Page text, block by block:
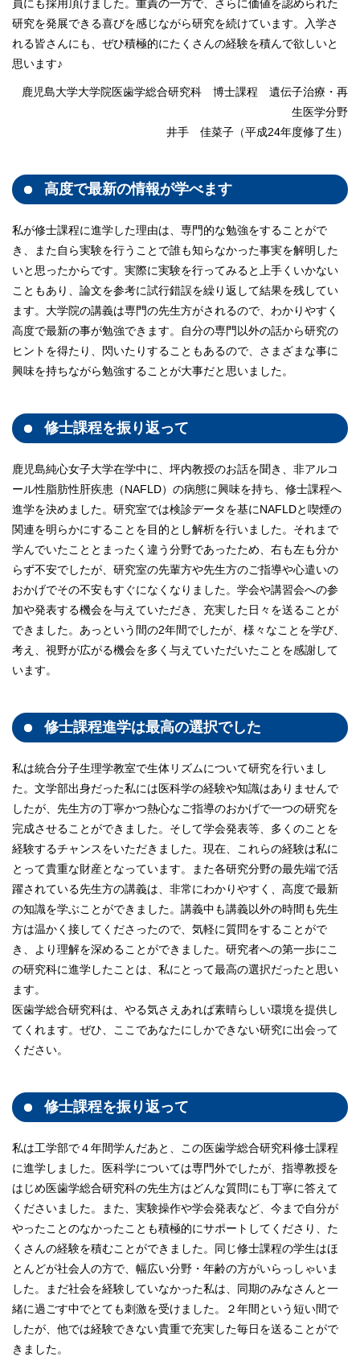
員にも採用頂けました。重責の一方で、さらに価値を認められた
研究を発展できる喜びを感じながら研究を続けています。入学さ
れる皆さんにも、ぜひ積極的にたくさんの経験を積んで欲しいと
思います♪
鹿児島大学大学院医歯学総合研究科 博士課程 遺伝子治療・再
生医学分野
井手 佳菜子（平成24年度修了生）
高度で最新の情報が学べます
私が修士課程に進学した理由は、専門的な勉強をすることがで
き、また自ら実験を行うことで誰も知らなかった事実を解明した
いと思ったからです。実際に実験を行ってみると上手くいかない
こともあり、論文を参考に試行錯誤を繰り返して結果を残してい
ます。大学院の講義は専門の先生方がされるので、わかりやすく
高度で最新の事が勉強できます。自分の専門以外の話から研究の
ヒントを得たり、閃いたりすることもあるので、さまざまな事に
興味を持ちながら勉強することが大事だと思いました。
修士課程を振り返って
鹿児島純心女子大学在学中に、坪内教授のお話を聞き、非アルコ
ール性脂肪性肝疾患（NAFLD）の病態に興味を持ち、修士課程へ
進学を決めました。研究室では検診データを基にNAFLDと喫煙の
関連を明らかにすることを目的とし解析を行いました。それまで
学んでいたこととまったく違う分野であったため、右も左も分か
らず不安でしたが、研究室の先輩方や先生方のご指導や心遣いの
おかげでその不安もすぐになくなりました。学会や講習会への参
加や発表する機会を与えていただき、充実した日々を送ることが
できました。あっという間の2年間でしたが、様々なことを学び、
考え、視野が広がる機会を多く与えていただいたことを感謝して
います。
修士課程進学は最高の選択でした
私は統合分子生理学教室で生体リズムについて研究を行いまし
た。文学部出身だった私には医科学の経験や知識はありませんで
したが、先生方の丁寧かつ熱心なご指導のおかげで一つの研究を
完成させることができました。そして学会発表等、多くのことを
経験するチャンスをいただきました。現在、これらの経験は私に
とって貴重な財産となっています。また各研究分野の最先端で活
躍されている先生方の講義は、非常にわかりやすく、高度で最新
の知識を学ぶことができました。講義中も講義以外の時間も先生
方は温かく接してくださったので、気軽に質問をすることがで
き、より理解を深めることができました。研究者への第一歩にこ
の研究科に進学したことは、私にとって最高の選択だったと思い
ます。
医歯学総合研究科は、やる気さえあれば素晴らしい環境を提供し
てくれます。ぜひ、ここであなたにしかできない研究に出会って
ください。
修士課程を振り返って
私は工学部で４年間学んだあと、この医歯学総合研究科修士課程
に進学しました。医科学については専門外でしたが、指導教授を
はじめ医歯学総合研究科の先生方はどんな質問にも丁寧に答えて
くださいました。また、実験操作や学会発表など、今まで自分が
やったことのなかったことも積極的にサポートしてくださり、た
くさんの経験を積むことができました。同じ修士課程の学生はほ
とんどが社会人の方で、幅広い分野・年齢の方がいらっしゃいま
した。まだ社会を経験していなかった私は、同期のみなさんと一
緒に過ごす中でとても刺激を受けました。２年間という短い間で
したが、他では経験できない貴重で充実した毎日を送ることがで
きました。